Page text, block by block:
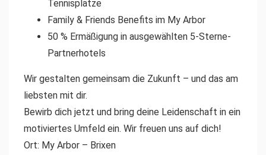
Tennisplätze
Family & Friends Benefits im My Arbor
50 % Ermäßigung in ausgewählten 5-Sterne-
Partnerhotels
Wir gestalten gemeinsam die Zukunft – und das am
liebsten mit dir.
Bewirb dich jetzt und bring deine Leidenschaft in ein
motiviertes Umfeld ein. Wir freuen uns auf dich!
Ort: My Arbor – Brixen